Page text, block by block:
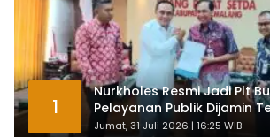
1
Nurkholes Resmi Jadi Plt
Pelayanan Publik Dijamin
Jumat, 31 Juli 2026 | 16:25 WIB